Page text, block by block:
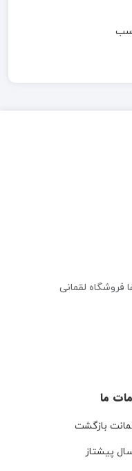
لقمانی
ما
بازگشت
پیشتاز